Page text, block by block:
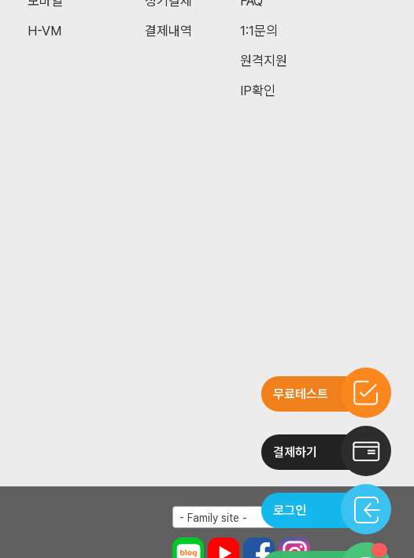
H-VM
결제내역
1:1문의
원격지원
IP확인
- Family site -
무료테스트
결제하기
로그인